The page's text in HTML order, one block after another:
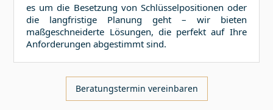
es um die Besetzung von Schlüsselpositionen oder
die langfristige Planung geht – wir bieten
maßgeschneiderte Lösungen, die perfekt auf Ihre
Anforderungen abgestimmt sind.
Beratungstermin vereinbaren